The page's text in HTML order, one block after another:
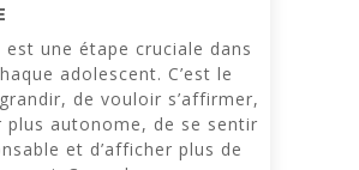
est une étape cruciale dans
adolescent. C’est le
de vouloir s’affirmer,
plus autonome, de se sentir
et d’afficher plus de